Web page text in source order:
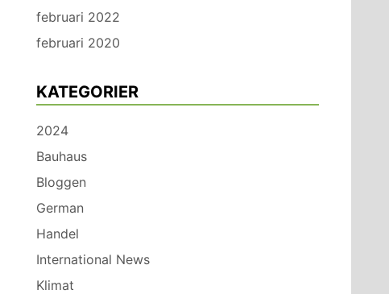
februari 2022
februari 2020
KATEGORIER
2024
Bauhaus
Bloggen
German
Handel
International News
Klimat